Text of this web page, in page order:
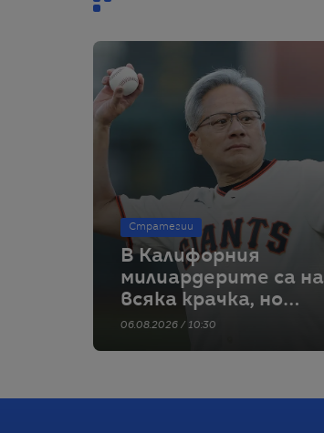
Стратегии
В Калифорния
милиардерите са на
всяка крачка, но
„раздаването на
06.08.2026 / 10:30